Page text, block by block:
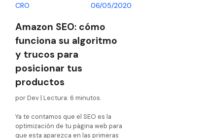
CRO 06/05/2020
Amazon SEO: cómo
funciona su algoritmo
y trucos para
posicionar tus
productos
por Dev | Lectura: 6 minutos.
Ya te contamos que el SEO es la
optimización de tu página web para
que esta aparezca en las primeras